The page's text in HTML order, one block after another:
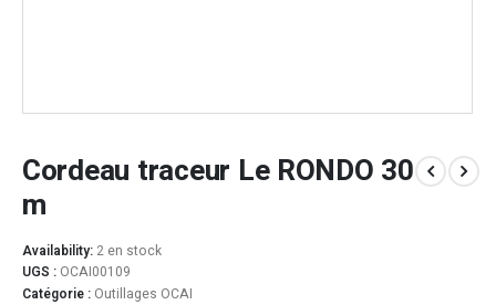
Cordeau traceur Le RONDO 30
m
Availability: 2 en stock
UGS : OCAI00109
Catégorie : Outillages OCAI